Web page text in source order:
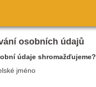
omezení
provozu
poža­
poukázal
osobních údajů
údaje shromažďujeme?
jméno